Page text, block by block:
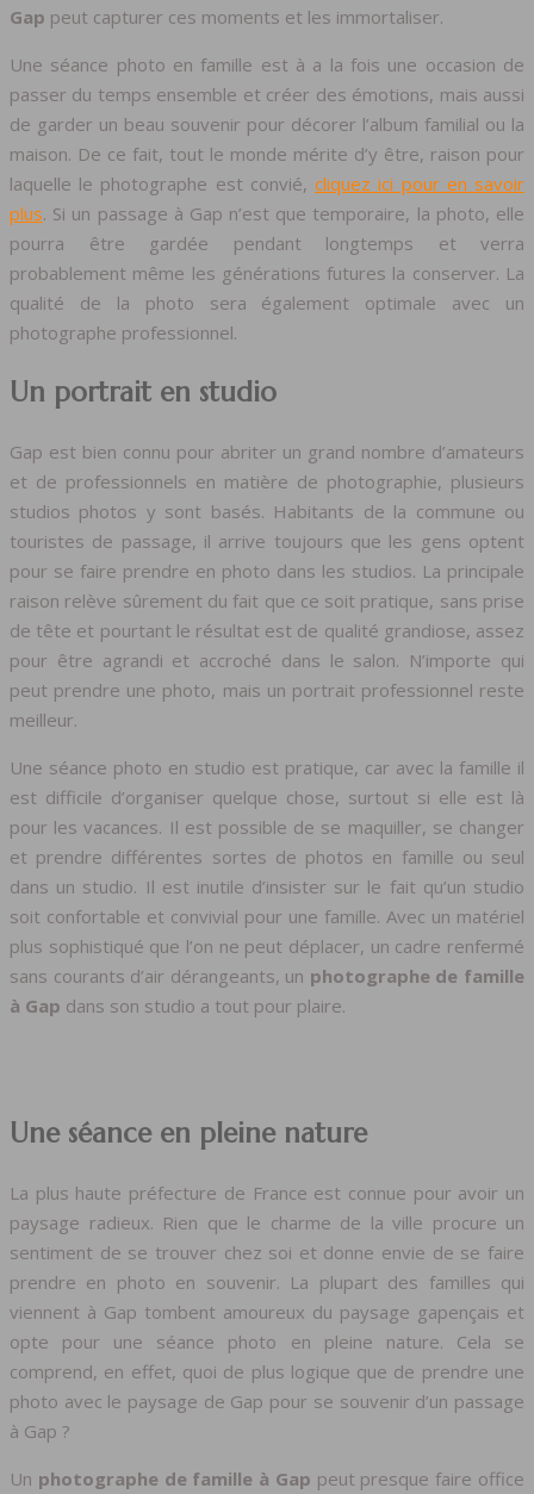
Gap peut capturer ces moments et les immortaliser.
Une séance photo en famille est à a la fois une occasion de
passer du temps ensemble et créer des émotions, mais aussi
de garder un beau souvenir pour décorer l’album familial ou la
maison. De ce fait, tout le monde mérite d’y être, raison pour
laquelle le photographe est convié,cliquez ici pour en savoir
plus. Si un passage à Gap n’est que temporaire, la photo, elle
pourra être gardée pendant longtemps et verra
probablement même les générations futures la conserver. La
qualité de la photo sera également optimale avec un
photographe professionnel.
Un portrait en studio
Gap est bien connu pour abriter un grand nombre d’amateurs
et de professionnels en matière de photographie, plusieurs
studios photos y sont basés. Habitants de la commune ou
touristes de passage, il arrive toujours que les gens optent
pour se faire prendre en photo dans les studios. La principale
raison relève sûrement du fait que ce soit pratique, sans prise
de tête et pourtant le résultat est de qualité grandiose, assez
pour être agrandi et accroché dans le salon. N’importe qui
peut prendre une photo, mais un portrait professionnel reste
meilleur.
Une séance photo en studio est pratique, car avec la famille il
est difficile d’organiser quelque chose, surtout si elle est là
pour les vacances. Il est possible de se maquiller, se changer
et prendre différentes sortes de photos en famille ou seul
dans un studio. Il est inutile d’insister sur le fait qu’un studio
soit confortable et convivial pour une famille. Avec un matériel
plus sophistiqué que l’on ne peut déplacer, un cadre renfermé
sans courants d’air dérangeants, un photographe de famille
à Gap dans son studio a tout pour plaire.
Une séance en pleine nature
La plus haute préfecture de France est connue pour avoir un
paysage radieux. Rien que le charme de la ville procure un
sentiment de se trouver chez soi et donne envie de se faire
prendre en photo en souvenir. La plupart des familles qui
viennent à Gap tombent amoureux du paysage gapençais et
opte pour une séance photo en pleine nature. Cela se
comprend, en effet, quoi de plus logique que de prendre une
photo avec le paysage de Gap pour se souvenir d’un passage
à Gap ?
Un photographe de famille à Gap peut presque faire office